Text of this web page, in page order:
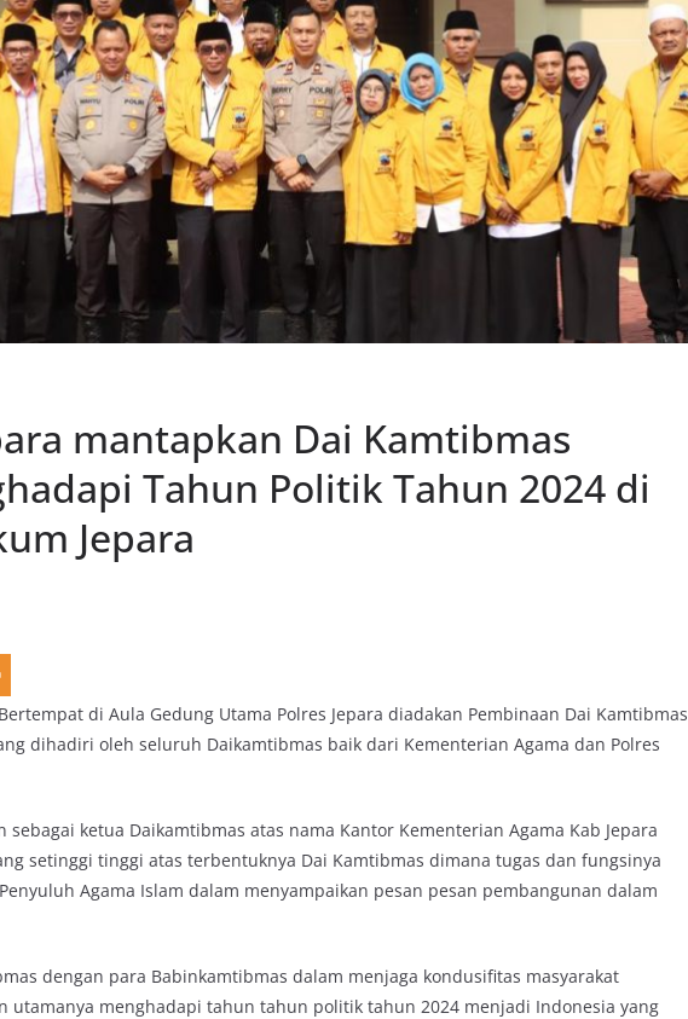
mantapkan Dai Kamtibmas
Tahun Politik Tahun 2024 di
Jepara
di Aula Gedung Utama Polres Jepara diadakan Pembinaan Dai Kamtibmas
dihadiri oleh seluruh Daikamtibmas baik dari Kementerian Agama dan Polres
ketua Daikamtibmas atas nama Kantor Kementerian Agama Kab Jepara
setinggi tinggi atas terbentuknya Dai Kamtibmas dimana tugas dan fungsinya
Agama Islam dalam menyampaikan pesan pesan pembangunan dalam
dengan para Babinkamtibmas dalam menjaga kondusifitas masyarakat
utamanya menghadapi tahun tahun politik tahun 2024 menjadi Indonesia yang